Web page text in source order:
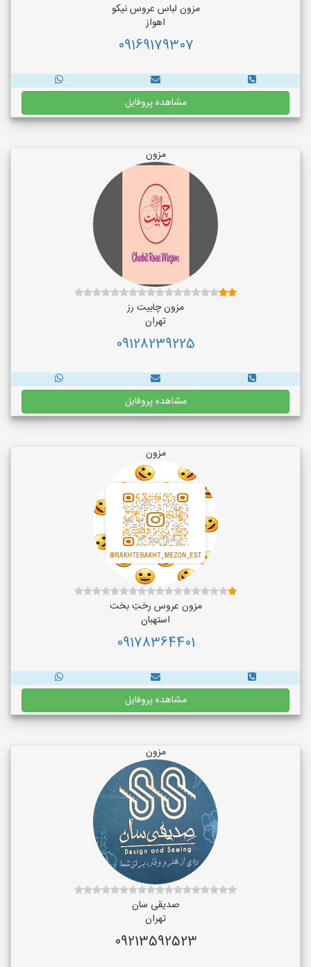
مزون لباس عروس نیکو
اهواز
09169179307
مشاهده پروفایل
مزون
مزون چابیت رز
تهران
09128239225
مشاهده پروفایل
مزون
مزون عروس رختِ بخت
استهبان
09178364401
مشاهده پروفایل
مزون
صدیقی سان
تهران
09213592523